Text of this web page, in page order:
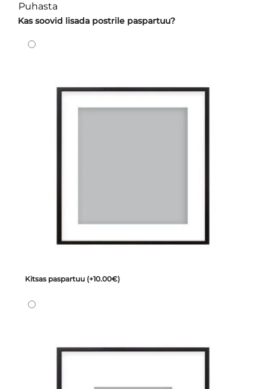
Puhasta
Kas soovid lisada postrile paspartuu?
Kitsas paspartuu (+10.00€)